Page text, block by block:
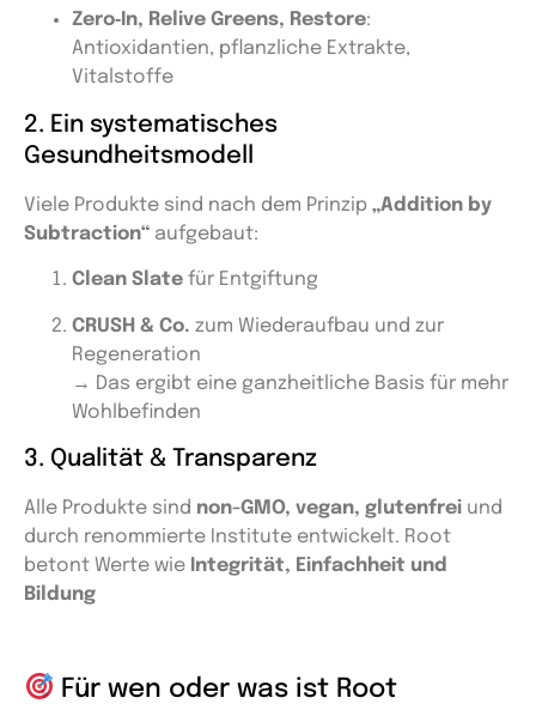
Zero‑In, Relive Greens, Restore:
Antioxidantien, pflanzliche Extrakte,
Vitalstoffe
2. Ein systematisches
Gesundheitsmodell
Viele Produkte sind nach dem Prinzip „Addition by
Subtraction“ aufgebaut:
Clean Slate für Entgiftung
CRUSH & Co. zum Wiederaufbau und zur
Regeneration
→ Das ergibt eine ganzheitliche Basis für mehr
Wohlbefinden
3. Qualität & Transparenz
Alle Produkte sind non-GMO, vegan, glutenfrei und
durch renommierte Institute entwickelt. Root
betont Werte wie Integrität, Einfachheit und
Bildung
Für wen oder was ist Root